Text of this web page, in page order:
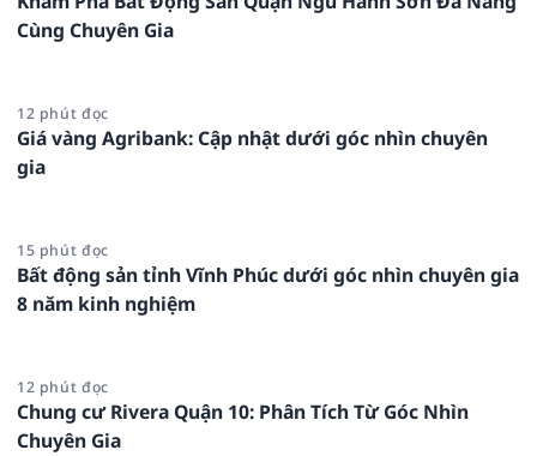
Cùng Chuyên Gia
12 phút đọc
Giá vàng Agribank: Cập nhật dưới góc nhìn chuyên
gia
15 phút đọc
Bất động sản tỉnh Vĩnh Phúc dưới góc nhìn chuyên gia
8 năm kinh nghiệm
12 phút đọc
Chung cư Rivera Quận 10: Phân Tích Từ Góc Nhìn
Chuyên Gia